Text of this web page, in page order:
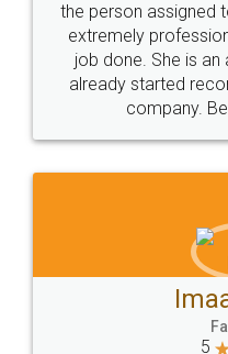
the person assigned
extremely
job done. She is
already started
company.
5